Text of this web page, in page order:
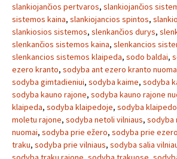
slankiojančios pertvaros, slankiojančios
sistemos kaina, slankiojancios spintos,
slankiosios sistemos, slenkančios durys,
slenkančios sistemos kaina, slenkancios
slenkancios sistemos klaipeda, sodo baldai,
ezero kranto, sodyba ant ezero kranto nuoma
sodyba gimtadieniui, sodyba kaime, sodyba
sodyba kauno rajone, sodyba kauno rajone
klaipeda, sodyba klaipedoje, sodyba
moletu rajone, sodyba netoli vilniaus, sodyba
nuomai, sodyba prie ežero, sodyba prie
traku, sodyba prie vilniaus, sodyba salia